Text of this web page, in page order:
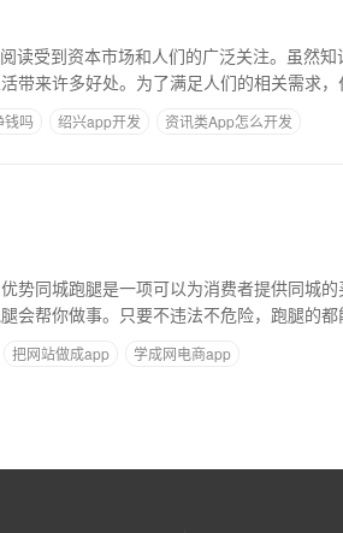
读受到资本市场和人们的广泛关注。虽然
带来许多好处。为了满足人们的相关需求
钱吗 绍兴app开发
资讯类App怎么开发
势同城跑腿是一项可以为消费者提供同城
帮你做事。只要不违法不危险，跑腿的都
把网站做成app
学成网电商app